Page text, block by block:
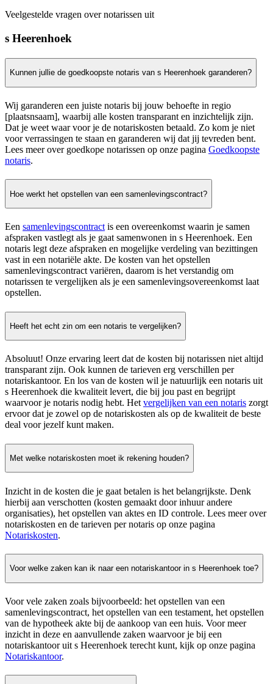
Veelgestelde vragen over notarissen uit
s Heerenhoek
Kunnen jullie de goedkoopste notaris van s Heerenhoek garanderen?
Wij garanderen een juiste notaris bij jouw behoefte in regio
[plaatsnsaam], waarbij alle kosten transparant en inzichtelijk zijn.
Dat je weet waar voor je de notariskosten betaald. Zo kom je niet
voor verrassingen te staan en garanderen wij dat jij tevreden bent.
Lees meer over goedkope notarissen op onze pagina Goedkoopste
notaris.
Hoe werkt het opstellen van een samenlevingscontract?
Een samenlevingscontract is een overeenkomst waarin je samen
afspraken vastlegt als je gaat samenwonen in s Heerenhoek. Een
notaris legt deze afspraken en mogelijke verdeling van bezittingen
vast in een notariële akte. De kosten van het opstellen
samenlevingscontract variëren, daarom is het verstandig om
notarissen te vergelijken als je een samenlevingsovereenkomst laat
opstellen.
Heeft het echt zin om een notaris te vergelijken?
Absoluut! Onze ervaring leert dat de kosten bij notarissen niet altijd
transparant zijn. Ook kunnen de tarieven erg verschillen per
notariskantoor. En los van de kosten wil je natuurlijk een notaris uit
s Heerenhoek die kwaliteit levert, die bij jou past en begrijpt
waarvoor je notaris nodig hebt. Hetvergelijken van een notaris zorgt
ervoor dat je zowel op de notariskosten als op de kwaliteit de beste
deal voor jezelf kunt maken.
Met welke notariskosten moet ik rekening houden?
Inzicht in de kosten die je gaat betalen is het belangrijkste. Denk
hierbij aan verschotten (kosten gemaakt door inhuur andere
organisaties), het opstellen van aktes en ID controle. Lees meer over
notariskosten en de tarieven per notaris op onze pagina
Notariskosten.
Voor welke zaken kan ik naar een notariskantoor in s Heerenhoek toe?
Voor vele zaken zoals bijvoorbeeld: het opstellen van een
samenlevingscontract, het opstellen van een testament, het opstellen
van de hypotheek akte bij de aankoop van een huis. Voor meer
inzicht in deze en aanvullende zaken waarvoor je bij een
notariskantoor uit s Heerenhoek terecht kunt, kijk op onze pagina
Notariskantoor.